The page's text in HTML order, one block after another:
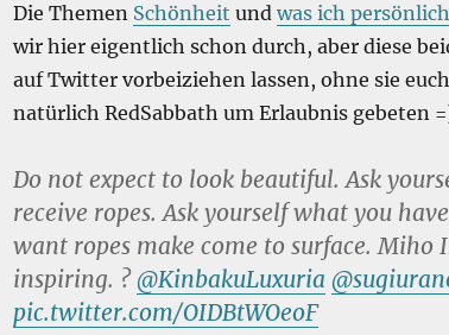
Die Themen Schönheit und was ich
wir hier eigentlich schon durch, aber diese
auf Twitter vorbeiziehen lassen, ohne sie
natürlich RedSabbath um Erlaubnis gebeten
Do not expect to look beautiful. Ask
receive ropes. Ask yourself what you
want ropes make come to surface. Miho
inspiring. ? @KinbakuLuxuria
pic.twitter.com/OIDBtWOeoF